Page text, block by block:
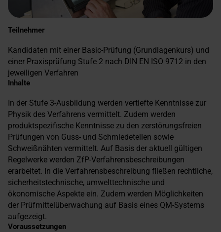
Teilnehmer
Kandidaten mit einer Basic-Prüfung (Grundlagenkurs) und
einer Praxisprüfung Stufe 2 nach DIN EN ISO 9712 in den
jeweiligen Verfahren
Inhalte
In der Stufe 3-Ausbildung werden vertiefte Kenntnisse zur
Physik des Verfahrens vermittelt. Zudem werden
produktspezifische Kenntnisse zu den zerstörungsfreien
Prüfungen von Guss- und Schmiedeteilen sowie
Schweißnähten vermittelt. Auf Basis der aktuell gültigen
Regelwerke werden ZfP-Verfahrensbeschreibungen
erarbeitet. In die Verfahrensbeschreibung fließen rechtliche,
sicherheitstechnische, umwelttechnische und
ökonomische Aspekte ein. Zudem werden Möglichkeiten
der Prüfmittelüberwachung auf Basis eines QM-Systems
aufgezeigt.
Voraussetzungen